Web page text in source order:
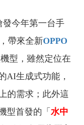
今年第一台手
帶來全新OPPO
型，雖然定位在
AI生成式功能，
的需求；此外這
型首發的「 水中